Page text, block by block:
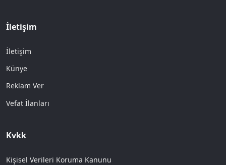
İletişim
İletişim
Künye
Reklam Ver
Vefat İlanları
Kvkk
Kişisel Verileri Koruma Kanunu